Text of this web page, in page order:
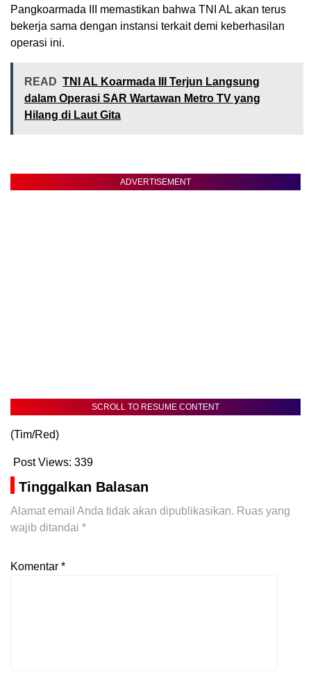
Pangkoarmada III memastikan bahwa TNI AL akan terus
bekerja sama dengan instansi terkait demi keberhasilan
operasi ini.
READ TNI AL Koarmada III Terjun Langsung
dalam Operasi SAR Wartawan Metro TV yang
Hilang di Laut Gita
ADVERTISEMENT
SCROLL TO RESUME CONTENT
(Tim/Red)
Post Views: 339
Tinggalkan Balasan
Alamat email Anda tidak akan dipublikasikan. Ruas yang
wajib ditandai *
Komentar *